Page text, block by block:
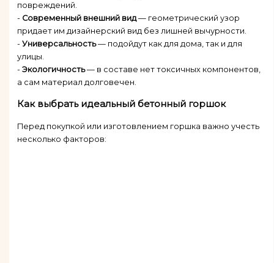
повреждений.
- Современный внешний вид— геометрический узор
придает им дизайнерский вид без лишней вычурности.
- Универсальность— подойдут как для дома, так и для
улицы.
- Экологичность— в составе нет токсичных компонентов,
а сам материал долговечен.
Как выбрать идеальный бетонный горшок
Перед покупкой или изготовлением горшка важно учесть
несколько факторов: